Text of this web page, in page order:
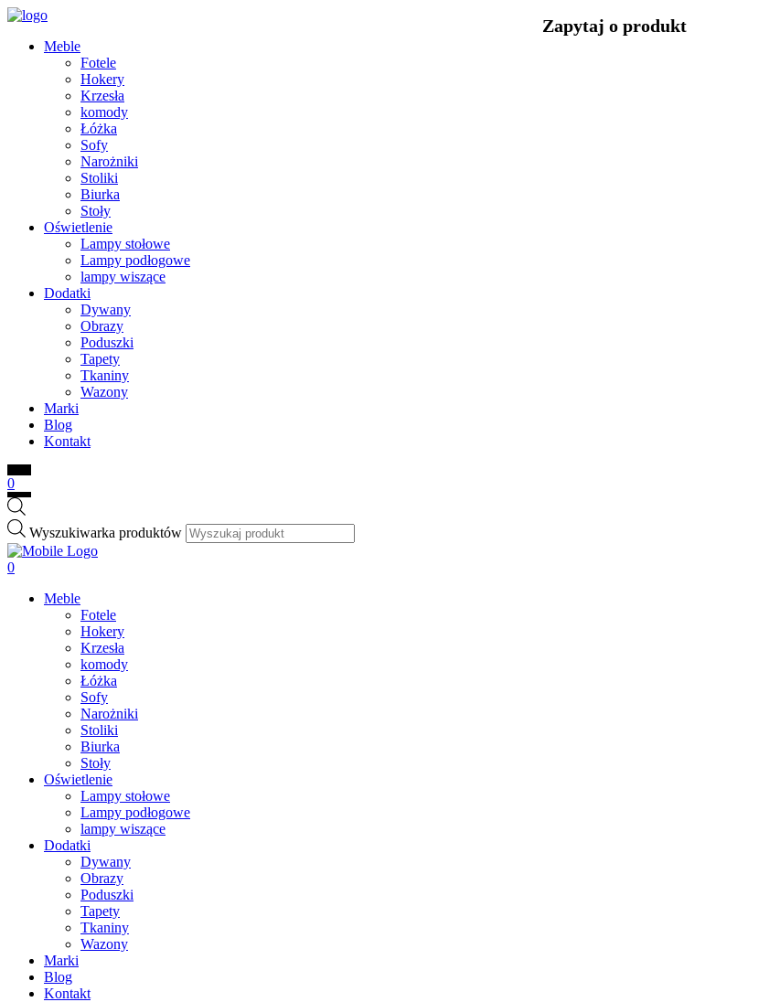
Meble
Fotele
Hokery
Krzesła
komody
Łóżka
Sofy
Narożniki
Stoliki
Biurka
Stoły
Oświetlenie
Lampy stołowe
Lampy podłogowe
lampy wiszące
Dodatki
Dywany
Obrazy
Poduszki
Tapety
Tkaniny
Wazony
Marki
Blog
Kontakt
0
Wyszukiwarka produktów
0
Meble
Fotele
Hokery
Krzesła
komody
Łóżka
Sofy
Narożniki
Stoliki
Biurka
Stoły
Oświetlenie
Lampy stołowe
Lampy podłogowe
lampy wiszące
Dodatki
Dywany
Obrazy
Poduszki
Tapety
Tkaniny
Wazony
Marki
Blog
Kontakt